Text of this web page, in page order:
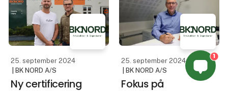
frem for udskiftning - er i
Danske virksomheder er
udfordret af stigende råv
25. september 2024
| BK NORD A/S
Ny certificering
25. september 2024
| BK NORD A/S
Fokus på
1